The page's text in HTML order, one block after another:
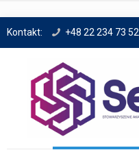
Kontakt: +48 22 234 73 52